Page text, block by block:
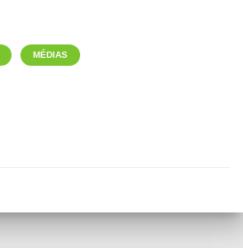
MÉDIAS